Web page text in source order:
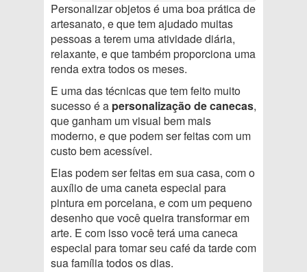
Personalizar objetos é uma boa prática de
artesanato, e que tem ajudado muitas
pessoas a terem uma atividade diária,
relaxante, e que também proporciona uma
renda extra todos os meses.
E uma das técnicas que tem feito muito
sucesso é a personalização de canecas,
que ganham um visual bem mais
moderno, e que podem ser feitas com um
custo bem acessível.
Elas podem ser feitas em sua casa, com o
auxílio de uma caneta especial para
pintura em porcelana, e com um pequeno
desenho que você queira transformar em
arte. E com isso você terá uma caneca
especial para tomar seu café da tarde com
sua família todos os dias.